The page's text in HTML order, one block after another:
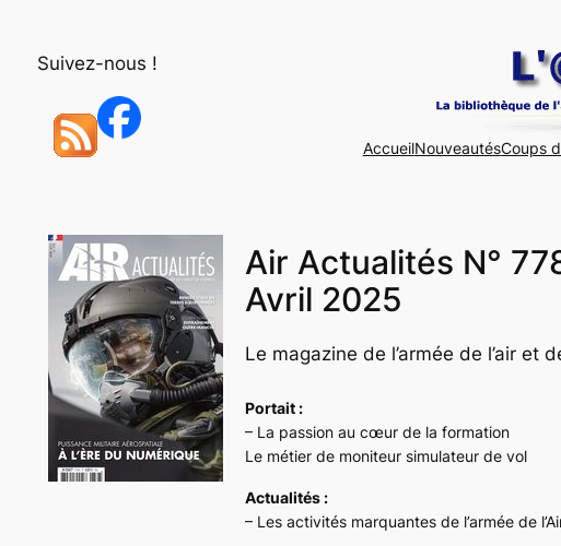
Suivez-nous !
AccueilNouveautésCoups
Air Actualités N°
Avril 2025
Le magazine de l’armée de l’air et
Portait :
– La passion au cœur de la formation
Le métier de moniteur simulateur de vol
Actualités :
– Les activités marquantes de l’armée de